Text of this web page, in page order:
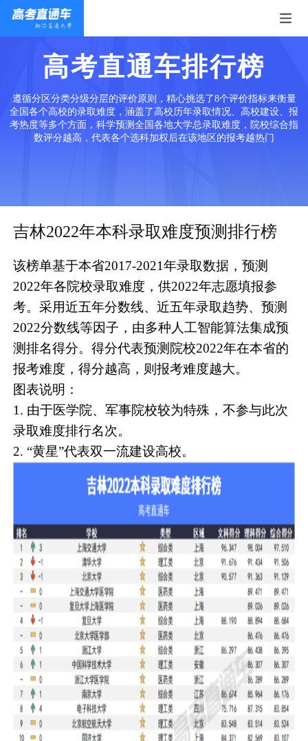
高考直通车排行榜
遵循分区分类分级分层的评价原则，精心挑选了8个评价指标来衡量
全国各个高校的录取难度，涵盖了高校历年录取情况、高校建设、报
考热度等多个方面，科学预测全国各地大学总录取难度，院校综合指
数评分越高，代表各个选科加权后在该地区的报考越热门
吉林2022年本科录取难度预测排行榜
该榜单基于本省2017-2021年录取数据，预测
2022年各院校录取难度，供2022年志愿填报参
考。采用近五年分数线、近五年录取趋势、预测
2022分数线等因子，由多种人工智能算法集成预
测排名得分。得分代表预测院校2022年在本省的
报考难度，得分越高，则报考难度越大。
图表说明：
1. 由于医学院、军事院校较为特殊，不参与此次
录取难度排行名次。
2. “黄星”代表双一流建设高校。